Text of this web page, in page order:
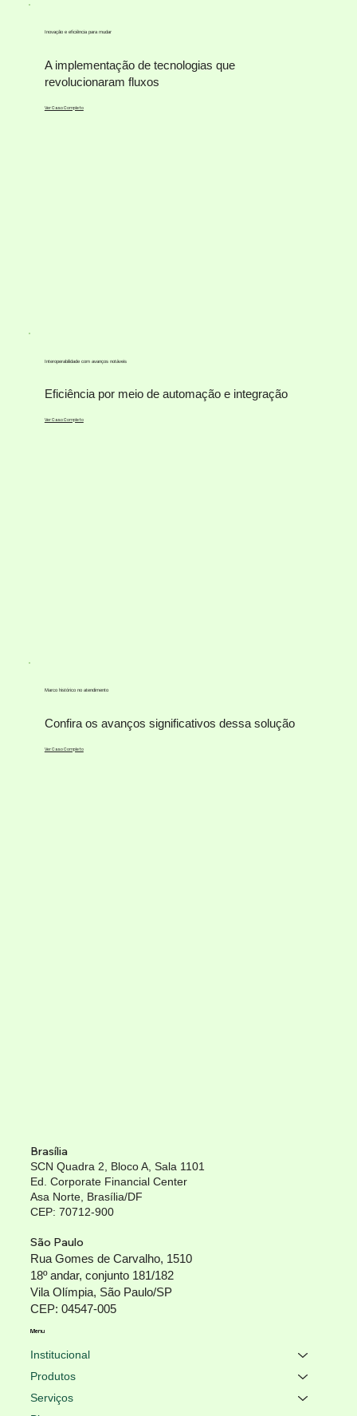
Inovação e eficiência para mudar
A implementação de tecnologias que
revolucionaram fluxos
Ver Caso Completo
Interoperabilidade com avanços notáveis
Eficiência por meio de automação e integração
Ver Caso Completo
Marco histórico no atendimento
Confira os avanços significativos dessa solução
Ver Caso Completo
Brasília
SCN Quadra 2, Bloco A, Sala 1101
Ed. Corporate Financial Center
Asa Norte, Brasília/DF
CEP: 70712-900
São Paulo
Rua Gomes de Carvalho, 1510
18º andar, conjunto 181/182
Vila Olímpia, São Paulo/SP
CEP: 04547-005
Institucional
Produtos
Serviços
Menu